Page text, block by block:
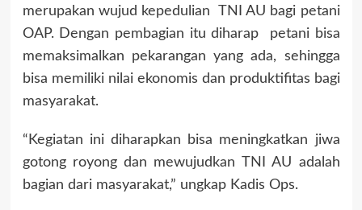
merupakan wujud kepedulian TNI AU bagi petani
OAP. Dengan pembagian itu diharap petani bisa
memaksimalkan pekarangan yang ada, sehingga
bisa memiliki nilai ekonomis dan produktifitas bagi
masyarakat.
“Kegiatan ini diharapkan bisa meningkatkan jiwa
gotong royong dan mewujudkan TNI AU adalah
bagian dari masyarakat,” ungkap Kadis Ops.